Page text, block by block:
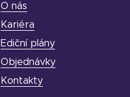
O nás
Kariéra
Ediční plány
Objednávky
Kontakty